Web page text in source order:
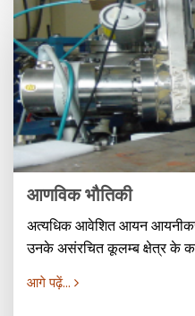
आणविक भौतिकी
अत्यधिक आवेशित आयन
उनके असंरचित कूलम्ब क्षेत्र के
आगे पढ़ें...